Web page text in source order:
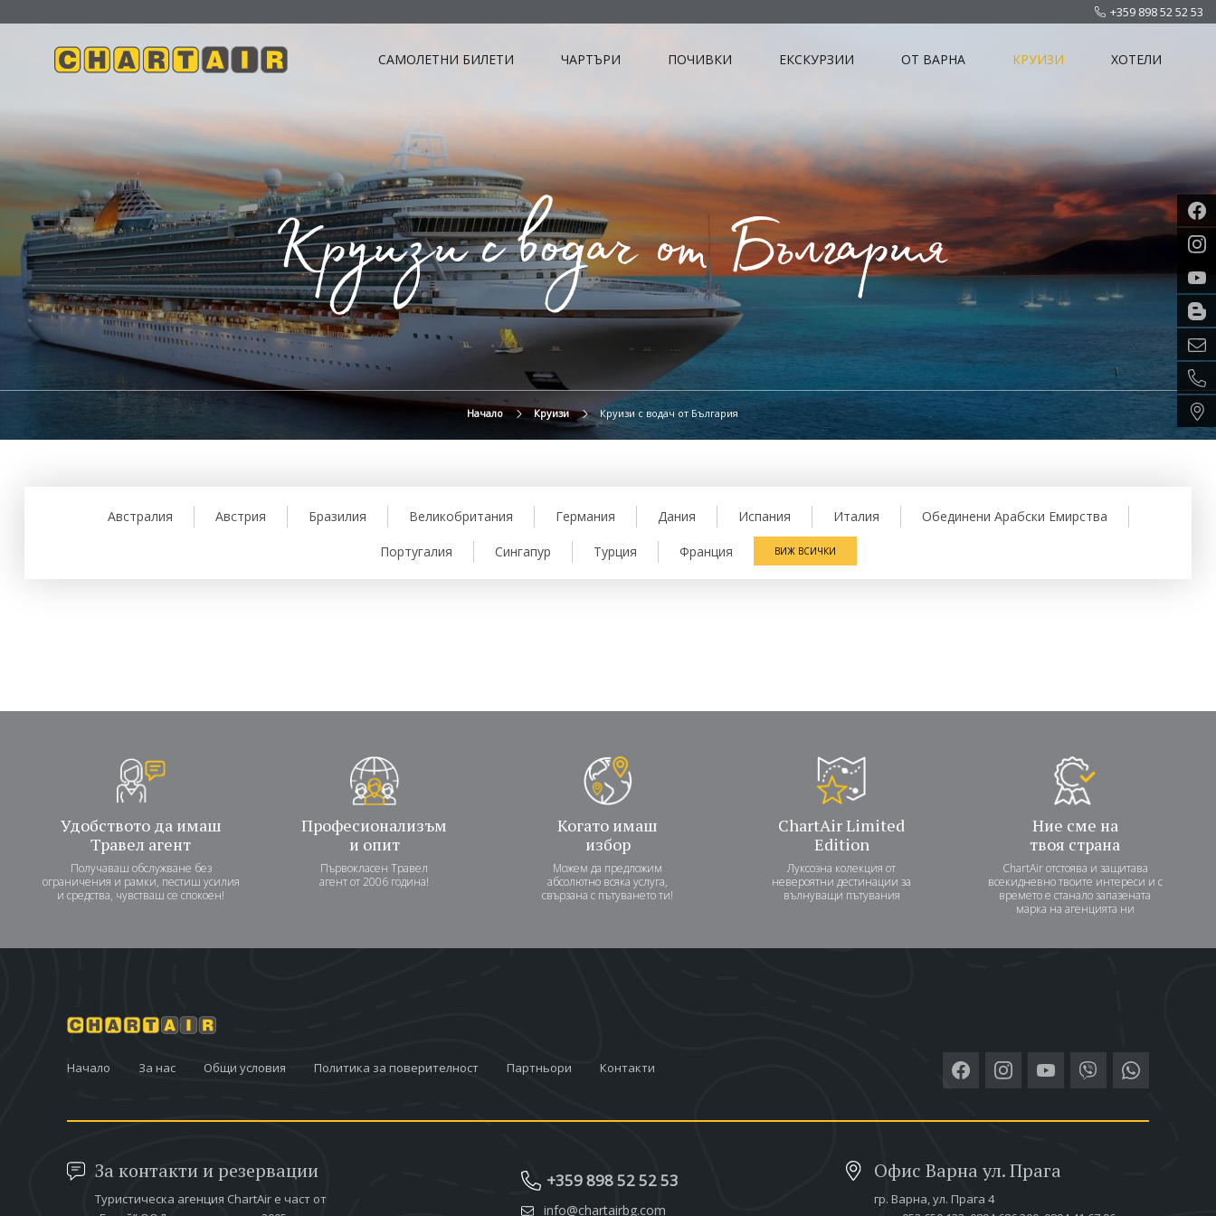
+359 898 52 52 53
САМОЛЕТНИ БИЛЕТИ ЧАРТЪРИ ПОЧИВКИ ЕКСКУРЗИИ ОТ ВАРНА КРУИЗИ ХОТЕЛИ
Круизи с водач от България
Начало Круизи Круизи с водач от България
Австралия Австрия Бразилия Великобритания Германия Дания Испания Италия Обединени Арабски Емирства
Португалия Сингапур Турция Франция ВИЖ ВСИЧКИ
Удобството да имаш
Травел агент
Получаваш обслужване без
ограничения и рамки, пестиш усилия
и средства, чувстваш се спокоен!
Професионализъм
и опит
Първокласен Травел
агент от 2006 година!
Когато имаш
избор
Можем да предложим
абсолютно всяка услуга,
свързана с пътуването ти!
ChartAir Limited
Edition
Луксозна колекция от
невероятни дестинации за
вълнуващи пътувания
Ние сме на
твоя страна
ChartAir отстоява и защитава
всекидневно твоите интереси и с
времето е станало запазената
марка на агенцията ни
Начало За нас Общи условия Политика за поверителност Партньори Контакти
За контакти и резервации
Туристическа агенция ChartAir е част от
+359 898 52 52 53
info@chartairbg.com
Офис Варна ул. Прага
гр. Варна,ул. Прага 4